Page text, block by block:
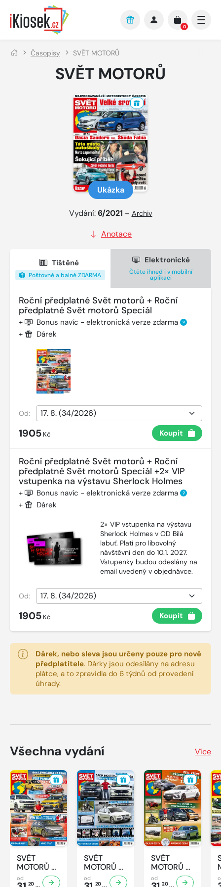
Přejít na hlavní obsah
0
Časopisy SVĚT MOTORŮ
SVĚT MOTORŮ
Ukázka
Vydání:6/2021 – Archiv
Anotace
Tištěné
Poštovné a balné ZDARMA
Elektronické
Čtěte ihned i v mobilní
aplikaci
Roční předplatné Svět motorů + Roční
předplatné Svět motorů Speciál
+ Bonus navíc - elektronická verze zdarma ?
+ Dárek
Od:
1905 Kč Koupit
Roční předplatné Svět motorů + Roční
předplatné Svět motorů Speciál +2× VIP
vstupenka na výstavu Sherlock Holmes
+ Bonus navíc - elektronická verze zdarma ?
+ Dárek
2× VIP vstupenka na výstavu
Sherlock Holmes v OD Bílá
labuť. Platí pro libovolný
návštěvní den do 10.1. 2027.
Vstupenky budou odeslány na
email uvedený v objednávce.
Od:
1905 Kč Koupit
Dárek, nebo sleva jsou určeny pouze pro nové
předplatitele. Dárky jsou odesílány na adresu
plátce, a to zpravidla do 6 týdnů od provedení
úhrady.
Všechna vydání Více
SVĚT
MOTORŮ -
33/2026
od
20
SVĚT
MOTORŮ -
32/2026
od
20
SVĚT
MOTORŮ -
31/2026
od
20